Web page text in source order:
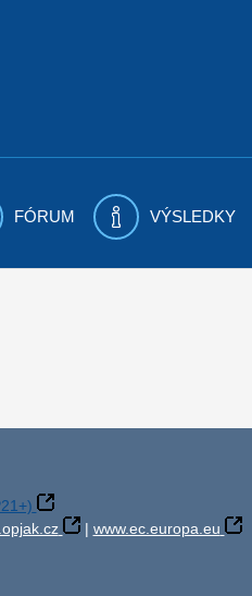
FÓRUM VÝSLEDKY
| www.ec.europa.eu